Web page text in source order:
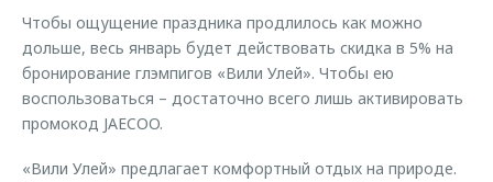
Чтобы ощущение праздника продлилось как можно
дольше, весь январь будет действовать скидка в 5% на
бронирование глэмпигов «Вили Улей». Чтобы ею
воспользоваться – достаточно всего лишь активировать
промокод JAECOO.
«Вили Улей» предлагает комфортный отдых на природе.